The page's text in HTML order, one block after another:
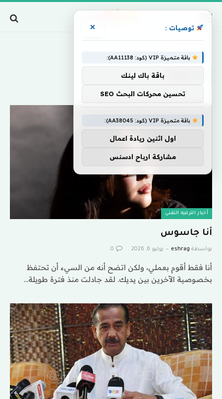
أخبار الترفيه التقني
أنا جاسوس
بواسطة eshrag يوليو 6, 2026 0
أنا فقط أقوم بعملي، ولكن اتضح أنه من السيء أن تحتفظ
بخصوصية الآخرين بين يديك. لقد جادلت منذ فترة طويلة…
توصيات : ×
باقة متميزة VIP (كود: AA11138):
باقة باك لينك
تحسين محركات البحث SEO
باقة متميزة VIP (كود: AA38045):
اول اثنين ريادة اعمال
مشاركة ارباح ادسنس